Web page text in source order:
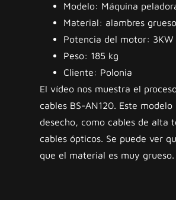
Modelo: Máquina
Material: alambres
Potencia del motor: 3KW
Peso: 185 kg
Cliente: Polonia
El vídeo nos muestra el
cables BS-AN120. Este
desecho, como cables de alta
cables ópticos. Se puede ver
que el material es muy grueso.